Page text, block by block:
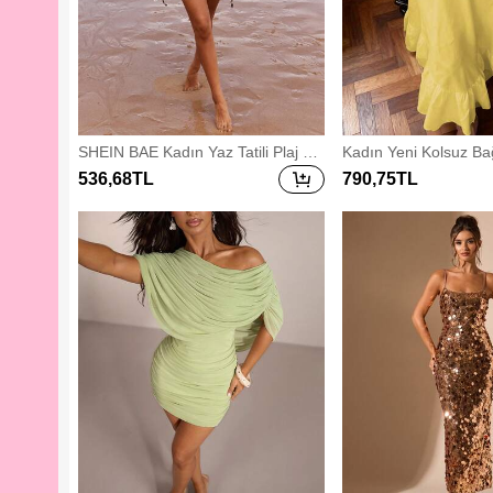
SHEIN BAE Kadın Yaz Tatili Plaj Dü
ğünü Sezonu Zebra Desen Omuzd
an Askılı Yaka Metal Süslemeli Vola
afetleri,Rave Kıyafetleri,Avrupa Yaz
ı,Kadınlar İçin Yaz Elbiseleri
536,68TL
Kadın Yeni Kolsuz
Bol Uzun Elbise,
çık Günlük Şık A
790,75TL